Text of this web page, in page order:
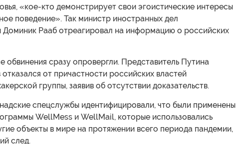
«кое-кто демонстрирует свои эгоистические интересы
поведение». Так министр иностранных дел
Доминик Рааб отреагировал на информацию о российских
обвинения сразу опровергли. Представитель Путина
от причастности российских властей
группы, заявив об отсутствии доказательств.
спецслужбы идентифицировали, что были применены
WellMess и WellMail, которые использовались
объекты в мире на протяжении всего периода пандемии,
след.